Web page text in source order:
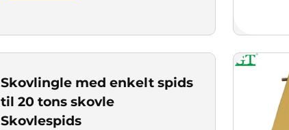
Skovlingle med enkelt spids
til 20 tons skovle
Skovlespids